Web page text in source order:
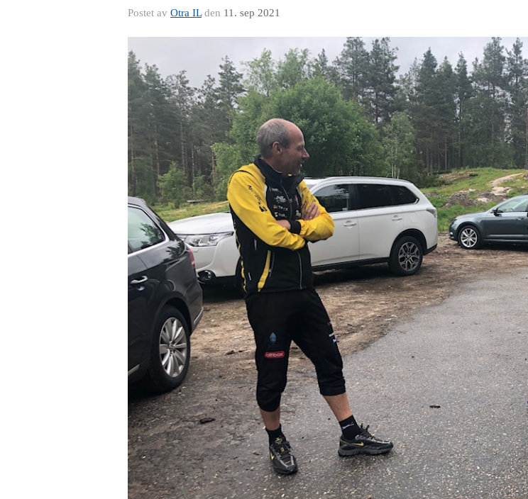
Postet av Otra ILden 11. sep 2021